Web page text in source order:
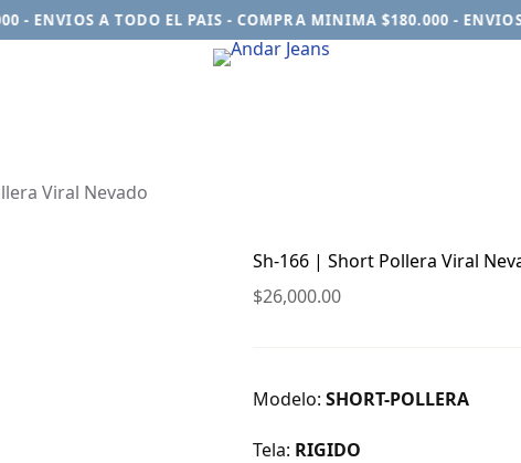
A TODO EL PAIS - COMPRA MINIMA $180.000 - ENVIOS
Viral Nevado
Sh-166 | Short Pollera Viral
$26,000.00
Modelo: SHORT-POLLERA
Tela: RIGIDO